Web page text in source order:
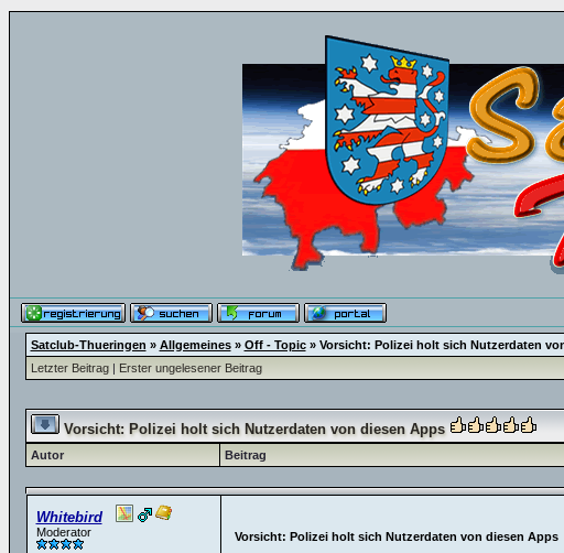
Satclub-Thueringen » Allgemeines» Off - Topic» Vorsicht: Polizei holt sich Nutzerdaten
Letzter Beitrag| Erster ungelesener Beitrag
Vorsicht: Polizei holt sich Nutzerdaten von diesen Apps
Autor Beitrag
Whitebird
Moderator Vorsicht: Polizei holt sich Nutzerdaten von diesen Apps